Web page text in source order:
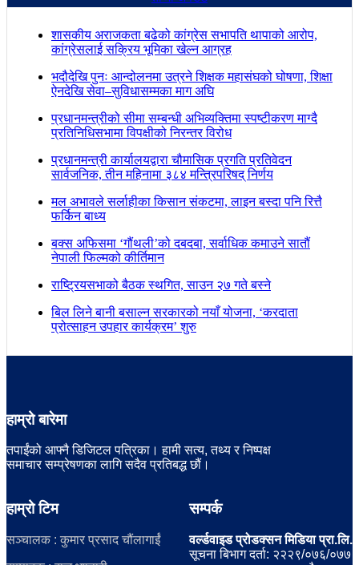
शासकीय अराजकता बढेको कांग्रेस सभापति थापाको आरोप,
कांग्रेसलाई सक्रिय भूमिका खेल्न आग्रह
भदौदेखि पुनः आन्दोलनमा उत्रने शिक्षक महासंघको घोषणा, शिक्षा
ऐनदेखि सेवा–सुविधासम्मका माग अघि
प्रधानमन्त्रीको सीमा सम्बन्धी अभिव्यक्तिमा स्पष्टीकरण माग्दै
प्रतिनिधिसभामा विपक्षीको निरन्तर विरोध
प्रधानमन्त्री कार्यालयद्वारा चौमासिक प्रगति प्रतिवेदन
सार्वजनिक, तीन महिनामा ३८४ मन्त्रिपरिषद् निर्णय
मल अभावले सर्लाहीका किसान संकटमा, लाइन बस्दा पनि रित्तै
फर्किन बाध्य
बक्स अफिसमा ‘गौंथली’को दबदबा, सर्वाधिक कमाउने सातौं
नेपाली फिल्मको कीर्तिमान
राष्ट्रियसभाको बैठक स्थगित, साउन २७ गते बस्ने
बिल लिने बानी बसाल्न सरकारको नयाँ योजना, ‘करदाता
प्रोत्साहन उपहार कार्यक्रम’ शुरु
हाम्रो बारेमा
तपाईंको आफ्नै डिजिटल पत्रिका। हामी सत्य, तथ्य र निष्पक्ष
समाचार सम्प्रेषणका लागि सदैव प्रतिबद्ध छौं।
हाम्रो टिम
सञ्चालक : कुमार प्रसाद चौंलागाईं
सम्पर्क
वर्ल्डवाइड प्रोडक्सन मिडिया प्रा.लि.
सूचना बिभाग दर्ता: २२२९/०७६/०७७